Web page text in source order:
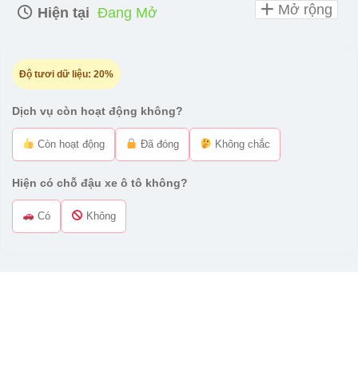
Hiện tại Đang Mở
Độ tươi dữ liệu: 20%
Dịch vụ còn hoạt động không?
Còn hoạt động Đã đóng Không chắc
Hiện có chỗ đậu xe ô tô không?
Có Không
Mở rộng